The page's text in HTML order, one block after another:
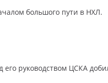
большого пути в НХЛ.
руководством ЦСКА